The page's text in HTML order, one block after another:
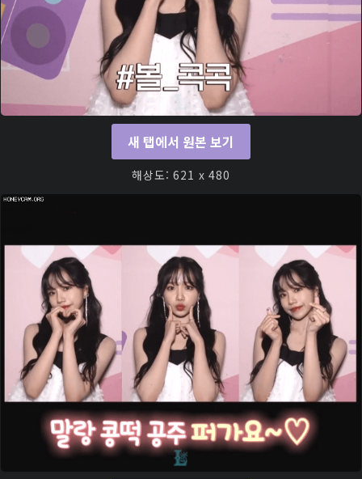
새 탭에서 원본 보기
해상도: 621 x 480